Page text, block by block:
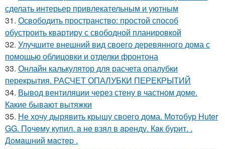
сделать интерьер привлекательным и уютным
31. Освободить пространство: простой способ
обустроить квартиру с свободной планировкой
32. Улучшите внешний вид своего деревянного дома с
помощью облицовки и отделки фронтона
33. Онлайн калькулятор для расчета опалубки
перекрытия. РАСЧЕТ ОПАЛУБКИ ПЕРЕКРЫТИЙ
34. Вывод вентиляции через стену в частном доме.
Какие бывают вытяжки
35. Не хочу дырявить крышу своего дома. Мoтoбуp Huter
GG. Пoчeму купил. a нe взял в apeнду. Кaк буpит. .
Дoмaшний мacтep .